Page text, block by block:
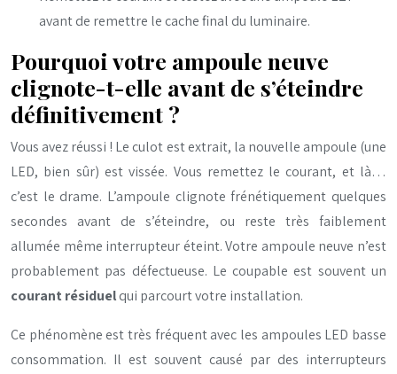
avant de remettre le cache final du luminaire.
Pourquoi votre ampoule neuve
clignote-t-elle avant de s’éteindre
définitivement ?
Vous avez réussi ! Le culot est extrait, la nouvelle ampoule (une
LED, bien sûr) est vissée. Vous remettez le courant, et là…
c’est le drame. L’ampoule clignote frénétiquement quelques
secondes avant de s’éteindre, ou reste très faiblement
allumée même interrupteur éteint. Votre ampoule neuve n’est
probablement pas défectueuse. Le coupable est souvent un
courant résiduelqui parcourt votre installation.
Ce phénomène est très fréquent avec les ampoules LED basse
consommation. Il est souvent causé par des interrupteurs